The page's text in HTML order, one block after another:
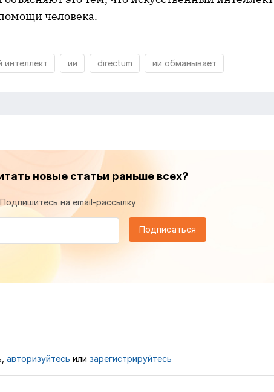
человека.
интеллект ии directum ии обманывает
новые статьи раньше всех?
Подпишитесь на email-рассылку
Подписаться
авторизуйтесь или зарегистрируйтесь